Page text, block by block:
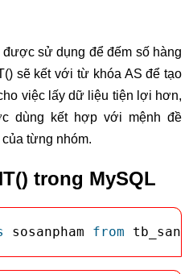
được sử dụng để đếm số hàng
sẽ kết với từ khóa AS để tạo
việc lấy dữ liệu tiện lợi hơn,
dùng kết hợp với mệnh đề
từng nhóm.
trong MySQL
sosanpham from